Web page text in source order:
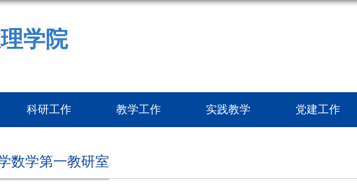
学院
科研工作 教学工作 实践教学 党建工作
数学第一教研室